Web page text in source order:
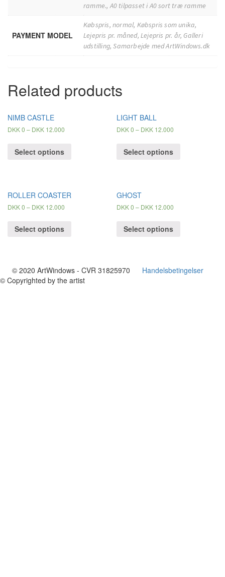
ramme., A0 tilpasset i A0 sort træ ramme
PAYMENT MODEL
Købspris, normal, Købspris som unika,
Lejepris pr. måned, Lejepris pr. år, Galleri
udstilling, Samarbejde med ArtWindows.dk
Related products
NIMB CASTLE
DKK0 – DKK 12.000
Select options
LIGHT BALL
DKK0 – DKK 12.000
Select options
ROLLER COASTER
DKK0 – DKK 12.000
Select options
GHOST
DKK0 – DKK 12.000
Select options
© 2020 ArtWindows - CVR 31825970
Handelsbetingelser
© Copyrighted by the artist